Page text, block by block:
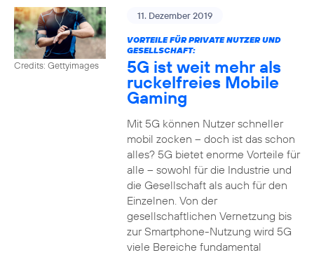
Credits: Gettyimages
11. Dezember 2019
VORTEILE FÜR PRIVATE NUTZER UND
GESELLSCHAFT:
5G ist weit mehr als
ruckelfreies Mobile
Gaming
Mit 5G können Nutzer schneller
mobil zocken – doch ist das schon
alles? 5G bietet enorme Vorteile für
alle – sowohl für die Industrie und
die Gesellschaft als auch für den
Einzelnen. Von der
gesellschaftlichen Vernetzung bis
zur Smartphone-Nutzung wird 5G
viele Bereiche fundamental